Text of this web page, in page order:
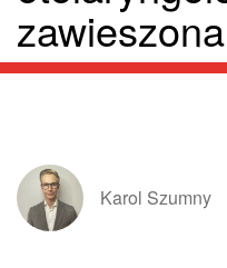
zawieszona
Karol Szumny